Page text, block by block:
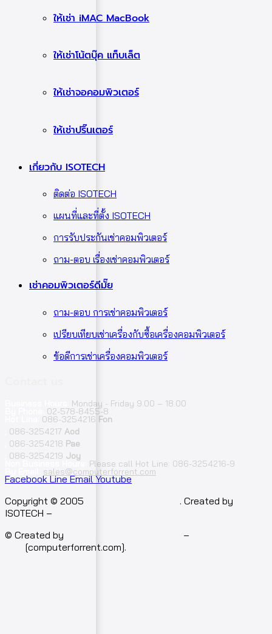
ให้เช่า iMAC MacBook
ให้เช่าโน้ตบุ๊ค แท็บเล็ต
ให้เช่าจอคอมพิวเตอร์
ให้เช่าปริ๊นเตอร์
เกี่ยวกับ ISOTECH
ติดต่อ ISOTECH
แผนที่และที่ตั้ง ISOTECH
การรับประกันเช่าคอมพิวเตอร์
ถาม-ตอบ เรื่องเช่าคอมพิวเตอร์
เช่าคอมพิวเตอร์ดีมั๊ย
ถาม-ตอบ การเช่าคอมพิวเตอร์
เปรียบเทียบเช่าเครื่องกับซื้อเครื่องคอมพิวเตอร์
ข้อดีการเช่าเครื่องคอมพิวเตอร์
Monday - Friday 9.00 – 18.00
02-578-8455-8
086-3254216 Fon
086-3254217 Aod
086-3254218 Pae
086-3254219 Joy
Non Business Hours: Please call Hot Line: 086-3254216-9
sales@computerforrent.com
Facebook Line Email Youtube
Copyright © 2005
. Created by
ISOTECH –
© Created by
–
[computerforrent.com].